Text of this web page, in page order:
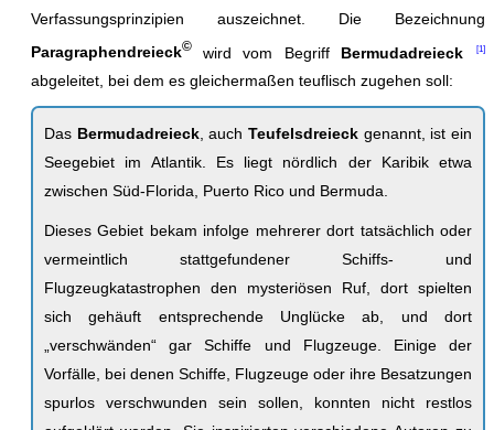
Verfassungsprinzipien auszeichnet. Die Bezeichnung
Paragraphendreieck© wird vom Begriff Bermudadreieck
abgeleitet, bei dem es gleichermaßen teuflisch zugehen soll:
Das Bermudadreieck, auchTeufelsdreieck genannt, ist ein
Seegebiet im Atlantik. Es liegt nördlich der Karibik etwa
zwischen Süd-Florida, Puerto Rico und Bermuda.
Dieses Gebiet bekam infolge mehrerer dort tatsächlich oder
vermeintlich stattgefundener Schiffs- und
Flugzeugkatastrophen den mysteriösen Ruf, dort spielten
sich gehäuft entsprechende Unglücke ab, und dort
„verschwänden“ gar Schiffe und Flugzeuge. Einige der
Vorfälle, bei denen Schiffe, Flugzeuge oder ihre Besatzungen
spurlos verschwunden sein sollen, konnten nicht restlos